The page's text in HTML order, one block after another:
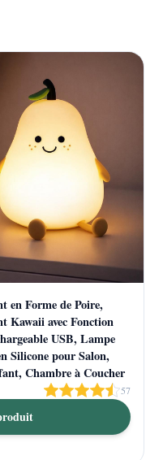
en Forme de Poire,
Kawaii avec Fonction
USB, Lampe
Silicone pour Salon,
Chambre à Coucher
57